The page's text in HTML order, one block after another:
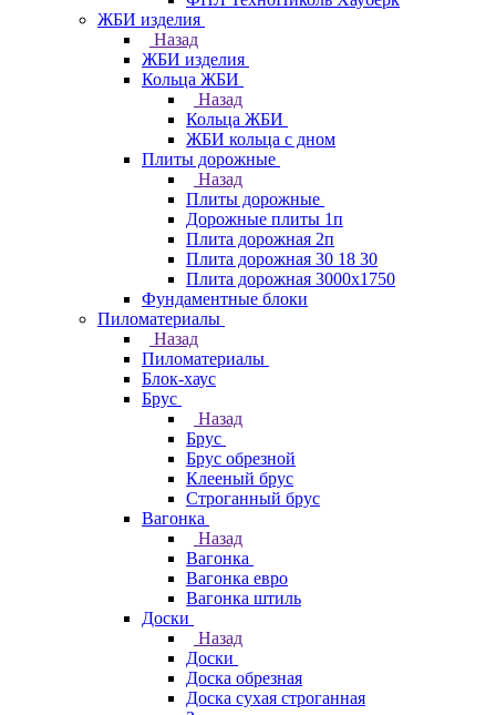
ЖБИ изделия
Назад
ЖБИ изделия
Кольца ЖБИ
Назад
Кольца ЖБИ
ЖБИ кольца с дном
Плиты дорожные
Назад
Плиты дорожные
Дорожные плиты 1п
Плита дорожная 2п
Плита дорожная 30 18 30
Плита дорожная 3000х1750
Фундаментные блоки
Пиломатериалы
Назад
Пиломатериалы
Блок-хаус
Брус
Назад
Брус
Брус обрезной
Клееный брус
Строганный брус
Вагонка
Назад
Вагонка
Вагонка евро
Вагонка штиль
Доски
Назад
Доски
Доска обрезная
Доска сухая строганная